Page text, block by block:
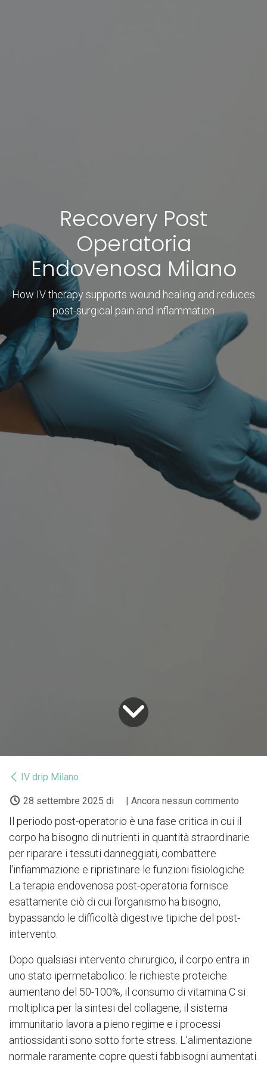
Recovery Post
Operatoria
Endovenosa Milano
How IV therapy supports wound healing and reduces
post-surgical pain and inflammation
IV drip Milano
28 settembre 2025 di | Ancora nessun commento
Il periodo post-operatorio è una fase critica in cui il
corpo ha bisogno di nutrienti in quantità straordinarie
per riparare i tessuti danneggiati, combattere
l'infiammazione e ripristinare le funzioni fisiologiche.
La terapia endovenosa post-operatoria fornisce
esattamente ciò di cui l'organismo ha bisogno,
bypassando le difficoltà digestive tipiche del post-
intervento.
Dopo qualsiasi intervento chirurgico, il corpo entra in
uno stato ipermetabolico: le richieste proteiche
aumentano del 50-100%, il consumo di vitamina C si
moltiplica per la sintesi del collagene, il sistema
immunitario lavora a pieno regime e i processi
antiossidanti sono sotto forte stress. L'alimentazione
normale raramente copre questi fabbisogni aumentati.